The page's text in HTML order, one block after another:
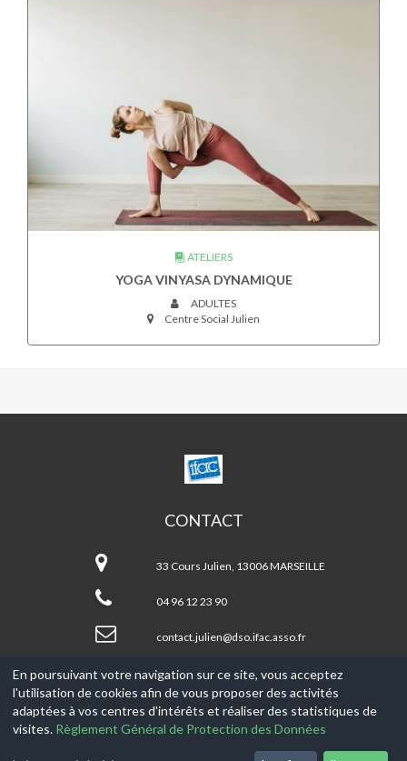
ATELIERS
YOGA VINYASA DYNAMIQUE
ADULTES
Centre Social Julien
CENTRE
SOCIAL
DAME
DU
LODI
CONTACT
social
JULIEN/NOTRE
DAME
MONT
LODI
33 Cours Julien, 13006 MARSEILLE
04 96 12 23 90
contact.julien@dso.ifac.asso.fr
© 2017-2026, Ce site est propulsé par Aniapps.fr
CGV
En poursuivant votre navigation sur ce site, vous acceptez
l'utilisation de cookies afin de vous proposer des activités
adaptées à vos centres d'intérêts et réaliser des statistiques de
visites. Règlement Général de Protection des Données